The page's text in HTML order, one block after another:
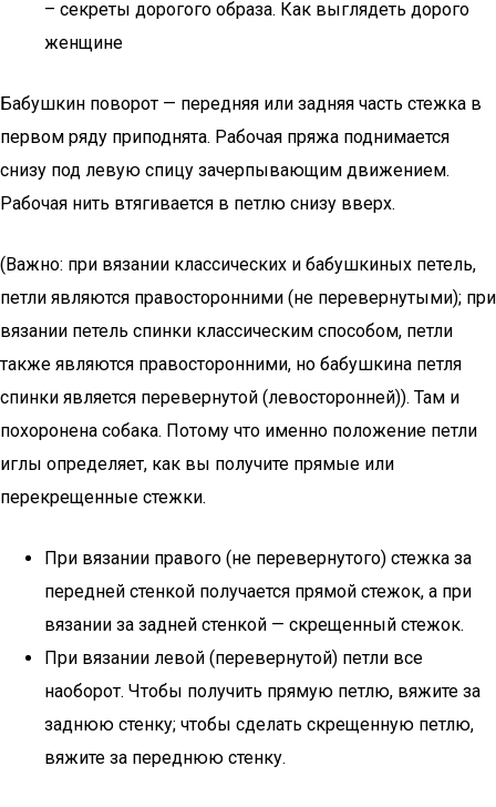
– секреты дорогого образа. Как выглядеть дорого
женщине
Бабушкин поворот — передняя или задняя часть стежка в
первом ряду приподнята. Рабочая пряжа поднимается
снизу под левую спицу зачерпывающим движением.
Рабочая нить втягивается в петлю снизу вверх.
(Важно: при вязании классических и бабушкиных петель,
петли являются правосторонними (не перевернутыми); при
вязании петель спинки классическим способом, петли
также являются правосторонними, но бабушкина петля
спинки является перевернутой (левосторонней)). Там и
похоронена собака. Потому что именно положение петли
иглы определяет, как вы получите прямые или
перекрещенные стежки.
При вязании правого (не перевернутого) стежка за
передней стенкой получается прямой стежок, а при
вязании за задней стенкой — скрещенный стежок.
При вязании левой (перевернутой) петли все
наоборот. Чтобы получить прямую петлю, вяжите за
заднюю стенку; чтобы сделать скрещенную петлю,
вяжите за переднюю стенку.